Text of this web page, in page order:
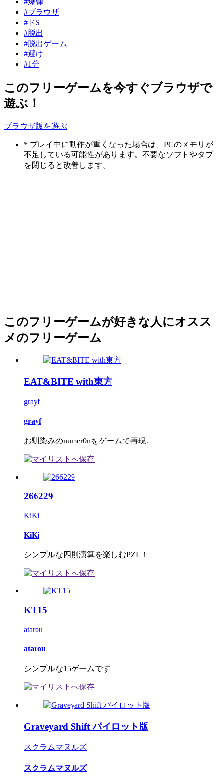
#ブラウザ
#ドS
#脱出
#脱出ゲーム
#避け
#1分
このフリーゲームを今すぐブラウザで
遊ぶ！
ブラウザ版を遊ぶ
* プレイ中に動作が重くなった場合は、PCのメモリが
不足している可能性があります。不要なソフトやタブ
を閉じると改善します。
このフリーゲームが好きな人にオスス
メのフリーゲーム
EAT&BITE with東方
grayf
grayf
お馴染みのnumer0nをゲームで再現。
266229
KiKi
KiKi
シンプルな四則演算を楽しむPZL！
KT15
atarou
atarou
シンプルな15ゲームです
Graveyard Shift パイロット版
スクラムマヌルズ
スクラムマヌルズ